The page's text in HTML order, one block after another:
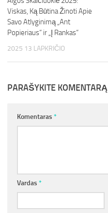
Viskas, Ką Būtina Žinoti Apie
Savo Atlyginimą „Ant
Popieriaus“ ir „Į Rankas“
2025 13 LAPKRIČIO
PARAŠYKITE KOMENTARĄ
Komentaras *
Vardas *